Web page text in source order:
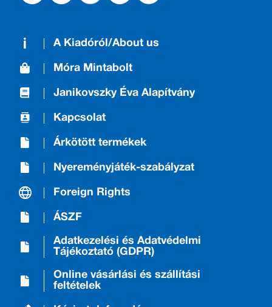
A Kiadóról/About us
Móra Mintabolt
Janikovszky Éva Alapítvány
Kapcsolat
Árkötött termékek
Nyereményjáték-szabályzat
Foreign Rights
ÁSZF
Adatkezelési és Adatvédelmi
Tájékoztató (GDPR)
Online vásárlási és szállítási
feltételek